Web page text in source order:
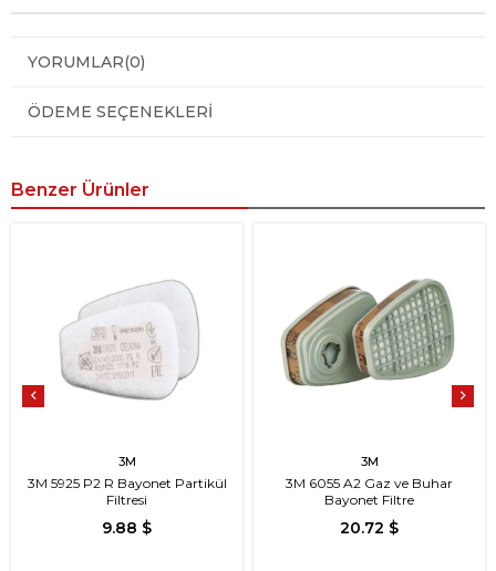
YORUMLAR(0)
ÖDEME SEÇENEKLERI
Benzer Ürünler
3M
3M 5925 P2 R Bayonet Partikül
Filtresi
9.88 $
3M
3M 6055 A2 Gaz ve Buhar
Bayonet Filtre
20.72 $